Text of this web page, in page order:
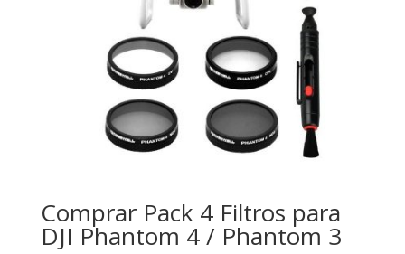
Comprar Pack 4 Filtros para
DJI Phantom 4 / Phantom 3